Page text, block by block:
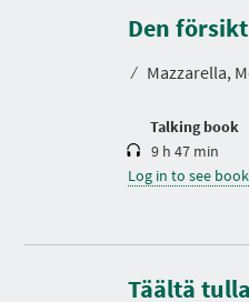
Den
⁄ Mazzarella,
Talking book
r
a
i
9 h 47 min
Log in to see
Täältä